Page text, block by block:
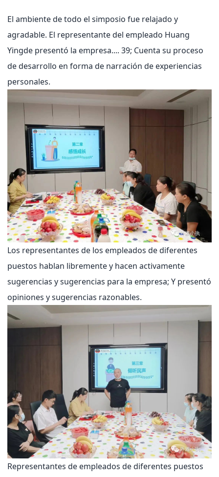
El ambiente de todo el simposio fue relajado y
agradable. El representante del empleado Huang
Yingde presentó la empresa.... 39; Cuenta su proceso
de desarrollo en forma de narración de experiencias
personales.
Los representantes de los empleados de diferentes
puestos hablan libremente y hacen activamente
sugerencias y sugerencias para la empresa; Y presentó
opiniones y sugerencias razonables.
Representantes de empleados de diferentes puestos